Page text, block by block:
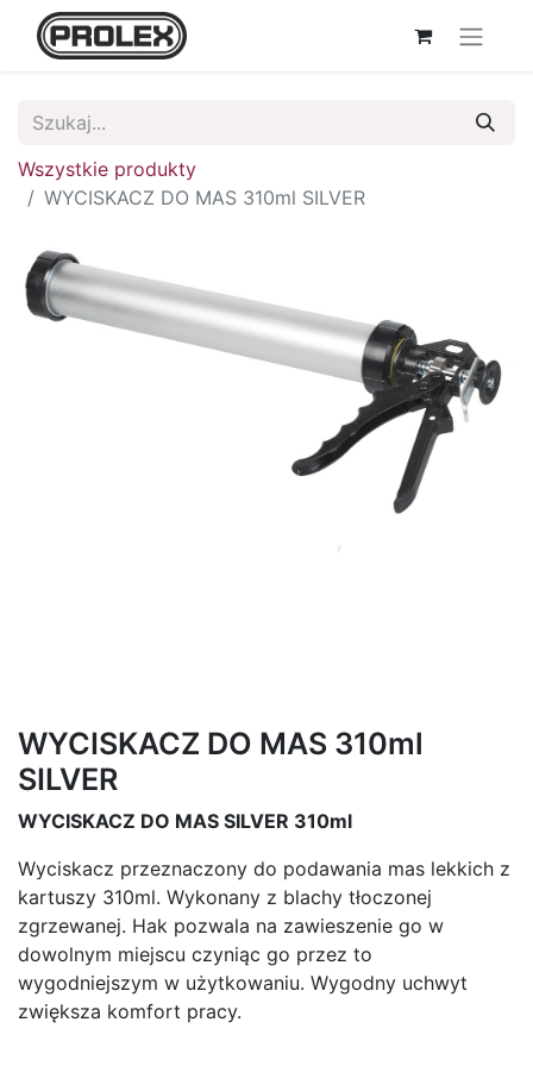
Wszystkie produkty
WYCISKACZ DO MAS 310ml SILVER
WYCISKACZ DO MAS 310ml
SILVER
WYCISKACZ DO MAS SILVER 310ml
Wyciskacz przeznaczony do podawania mas lekkich z
kartuszy 310ml. Wykonany z blachy tłoczonej
zgrzewanej. Hak pozwala na zawieszenie go w
dowolnym miejscu czyniąc go przez to
wygodniejszym w użytkowaniu. Wygodny uchwyt
zwiększa komfort pracy.